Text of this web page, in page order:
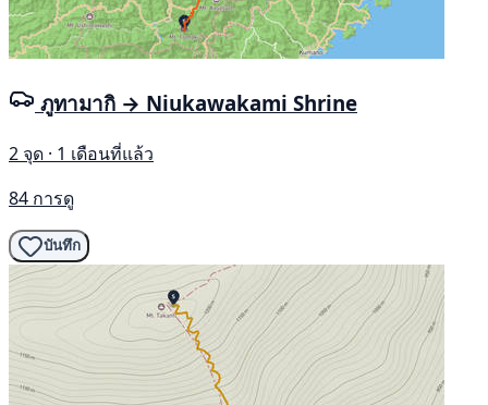
ภูทามากิ → Niukawakami Shrine
2 จุด · 1 เดือนที่แล้ว
84 การดู
บันทึก